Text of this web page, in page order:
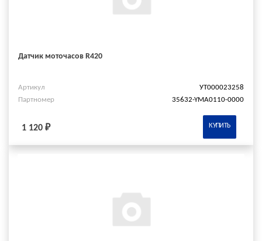
Датчик моточасов R420
Артикул
УТ000023258
Партномер
35632-YMA0110-0000
1 120 ₽ КУПИТЬ